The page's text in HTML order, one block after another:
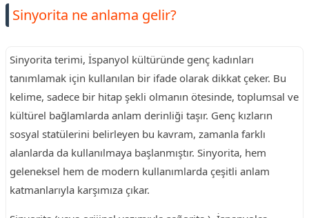
Sinyorita ne anlama gelir?
Sinyorita terimi, İspanyol kültüründe genç kadınları
tanımlamak için kullanılan bir ifade olarak dikkat çeker. Bu
kelime, sadece bir hitap şekli olmanın ötesinde, toplumsal ve
kültürel bağlamlarda anlam derinliği taşır. Genç kızların
sosyal statülerini belirleyen bu kavram, zamanla farklı
alanlarda da kullanılmaya başlanmıştır. Sinyorita, hem
geleneksel hem de modern kullanımlarda çeşitli anlam
katmanlarıyla karşımıza çıkar.